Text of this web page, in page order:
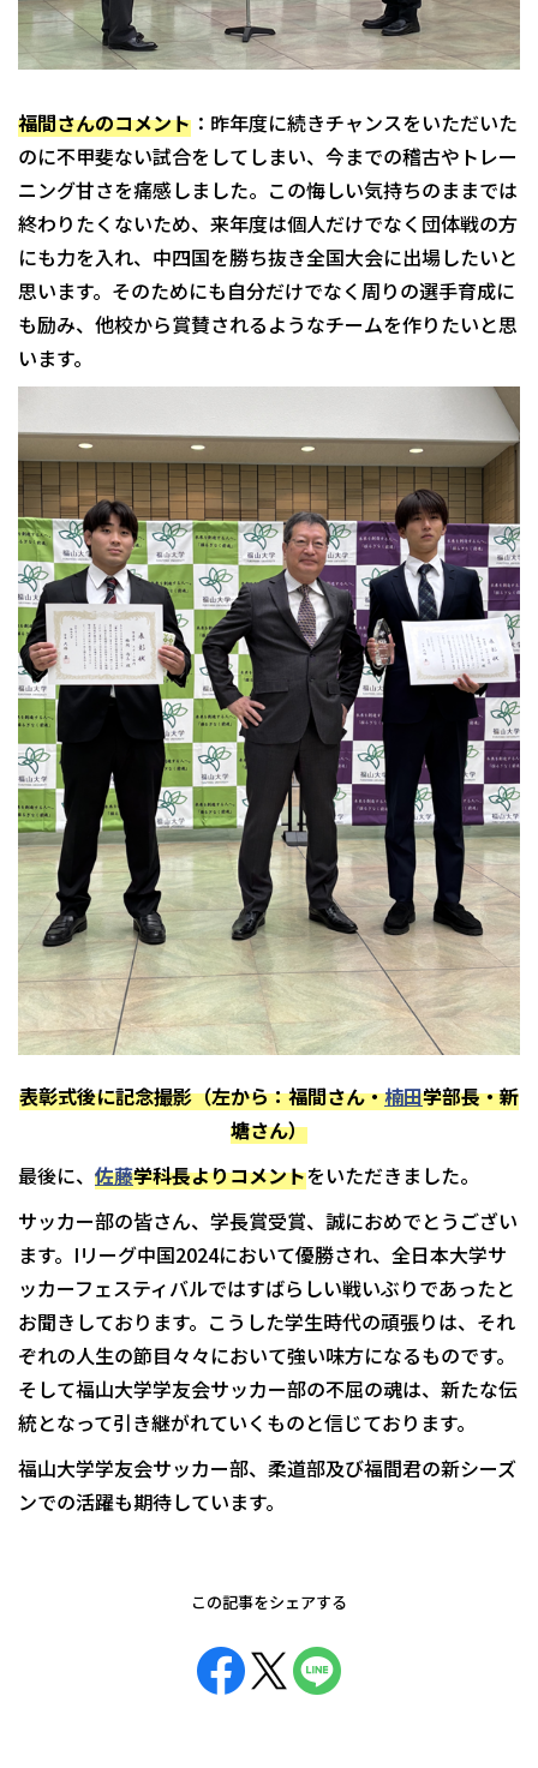
福間さんのコメント ：昨年度に続きチャンスをいただいた
のに不甲斐ない試合をしてしまい、今までの稽古やトレー
ニング甘さを痛感しました。この悔しい気持ちのままでは
終わりたくないため、来年度は個人だけでなく団体戦の方
にも力を入れ、中四国を勝ち抜き全国大会に出場したいと
思います。そのためにも自分だけでなく周りの選手育成に
も励み、他校から賞賛されるようなチームを作りたいと思
います。
表彰式後に記念撮影（左から：福間さん・楠田学部長・新
塘さん）
最後に、 佐藤学科長よりコメントをいただきました。
サッカー部の皆さん、学長賞受賞、誠におめでとうござい
ます。 Iリーグ中国2024において優勝され、全日本大学サ
ッカーフェスティバルではすばらしい戦いぶりであったと
お聞きしております。こうした学生時代の頑張りは、それ
ぞれの人生の節目々々において強い味方になるものです。
そして福山大学学友会サッカー部の不屈の魂は、新たな伝
統となって引き継がれていくものと信じております。
福山大学学友会サッカー部、柔道部及び福間君の新シーズ
ンでの活躍も期待しています。
この記事をシェアする